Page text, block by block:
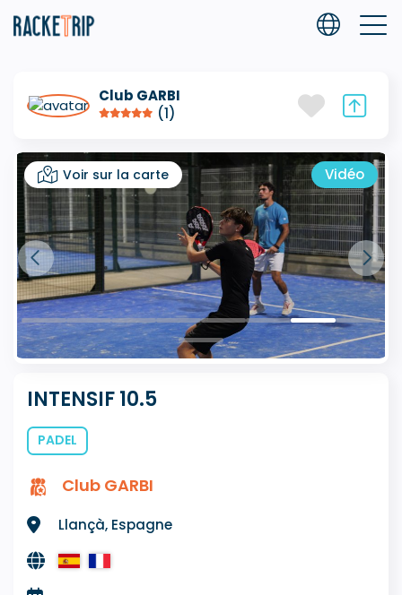
Club GARBI
(1)
Voir sur la carte Vidéo
INTENSIF 10.5
PADEL
Club GARBI
Llançà, Espagne